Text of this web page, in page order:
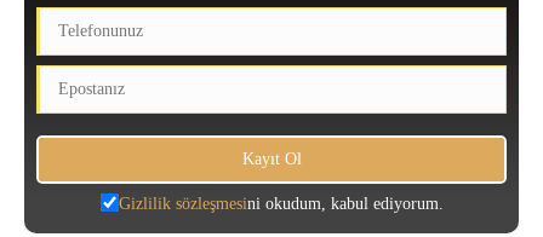
Gizlilik sözleşmesini okudum, kabul ediyorum.